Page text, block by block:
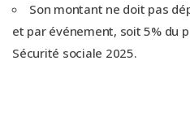
Son montant ne doit pas
et par événement, soit 5% du
Sécurité sociale 2025.